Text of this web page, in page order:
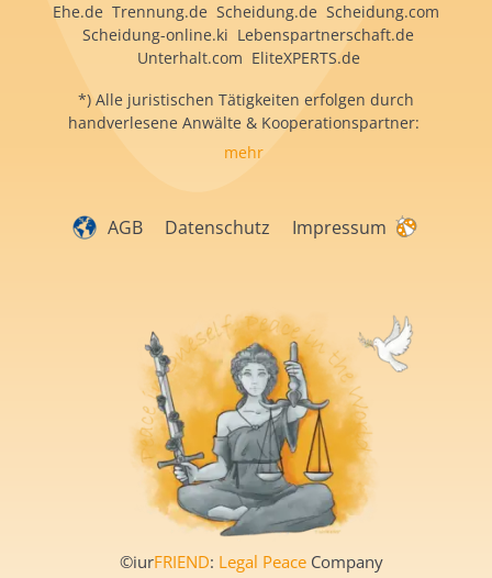
Ehe.de Trennung.de Scheidung.de Scheidung.com
Scheidung-online.ki Lebenspartnerschaft.de
Unterhalt.com EliteXPERTS.de
*) Alle juristischen Tätigkeiten erfolgen durch
handverlesene Anwälte & Kooperationspartner:
mehr
AGB Datenschutz Impressum
©iurFRIEND: Legal Peace Company